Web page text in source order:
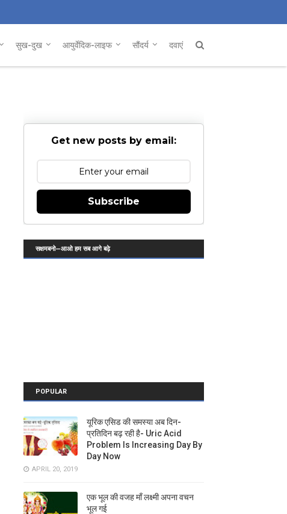
सुख-दुख आयुर्वेदिक-लाइफ सौंदर्य दवाएं
Get new posts by email:
Subscribe
सक्षमबनो—आओ हम सब आगे बढ़े
POPULAR
यूरिक एसिड की समस्या अब दिन-
प्रतिदिन बढ़ रही है- Uric Acid
Problem Is Increasing Day By
Day Now
APRIL 20, 2019
एक भूल की वजह माँ लक्ष्मी अपना वचन
भूल गई